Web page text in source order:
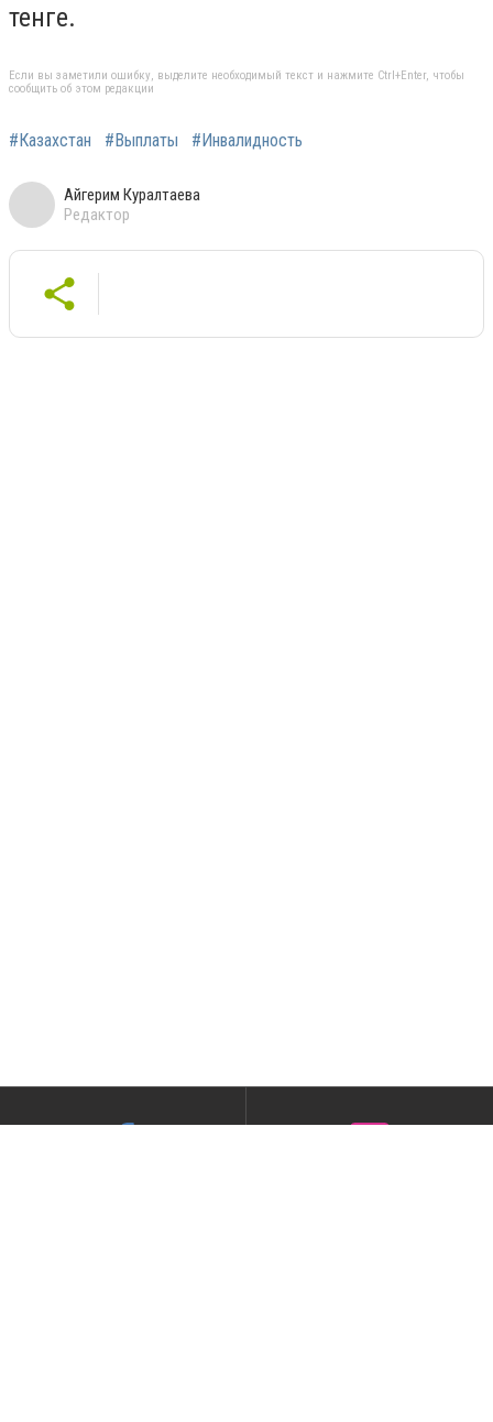
тенге.
Если вы заметили ошибку, выделите необходимый текст и нажмите Ctrl+Enter, чтобы
сообщить об этом редакции
#Казахстан #Выплаты #Инвалидность
Айгерим Куралтаева
Редактор